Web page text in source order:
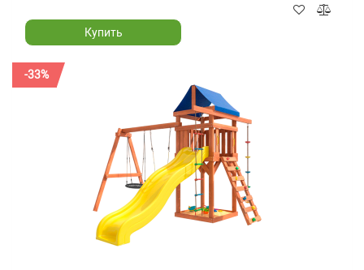
Купить
-33%